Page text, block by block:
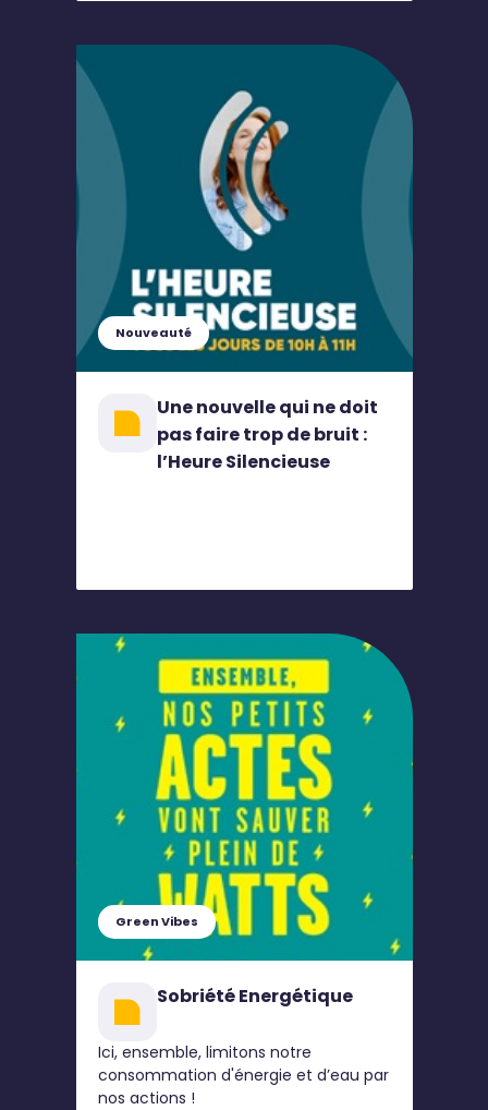
Nouveauté
Une nouvelle qui ne doit
pas faire trop de bruit :
l’Heure Silencieuse
Green Vibes
Sobriété Energétique
Ici, ensemble, limitons notre
consommation d'énergie et d’eau par
nos actions !